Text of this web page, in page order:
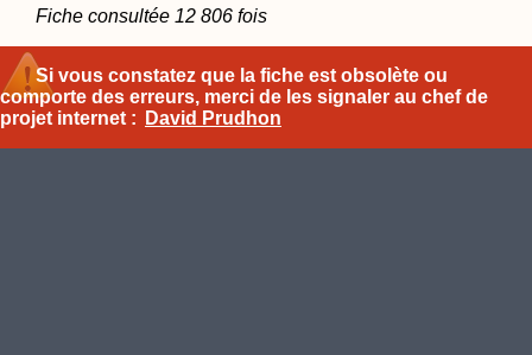
Fiche consultée 12 806 fois
Si vous constatez que la fiche est obsolète ou
comporte des erreurs, merci de les signaler au chef de
projet internet :
David Prudhon